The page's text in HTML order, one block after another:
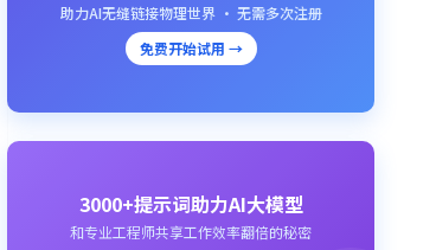
助力AI无缝链接物理世界 · 无需多次注册
免费开始试用 →
3000+提示词助力AI大模型
和专业工程师共享工作效率翻倍的秘密